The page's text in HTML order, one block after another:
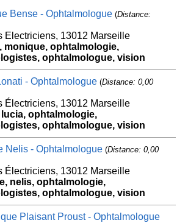
Bense - Ophtalmologue(Distance:
Electriciens, 13012 Marseille
monique, ophtalmologie,
ophtalmologue, vision
- Ophtalmologue(Distance: 0,00
Électriciens, 13012 Marseille
ophtalmologie,
ophtalmologue, vision
Nelis - Ophtalmologue(Distance: 0,00
Électriciens, 13012 Marseille
nelis, ophtalmologie,
ophtalmologue, vision
Plaisant Proust - Ophtalmologue